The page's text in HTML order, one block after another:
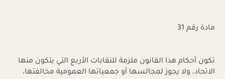
مادة رقم 31
تكون أحكام هذا القانون ملزمة للنقابات الأربع التي يتكون منها
الاتحاد، ولا يجوز لمجالسها أو جمعياتها العمومية مخالفتها،